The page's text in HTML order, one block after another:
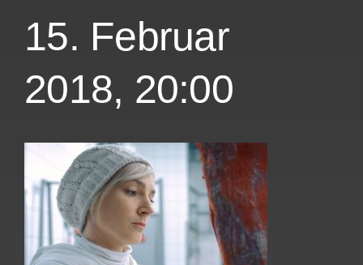
15. Februar
2018, 20:00